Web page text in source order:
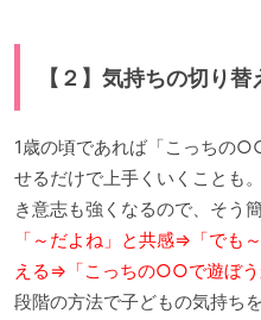
【２】気持ちの切り
1歳の頃であれば「こっちの
せるだけで上手くいくことも
き意志も強くなるので、そう
「～だよね」と共感⇒「でも
える⇒「こっちの○○で遊ぼう
段階の方法で子どもの気持ち